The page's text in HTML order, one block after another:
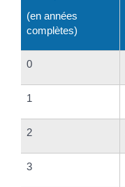
(en années
complètes)
0
1
2
3